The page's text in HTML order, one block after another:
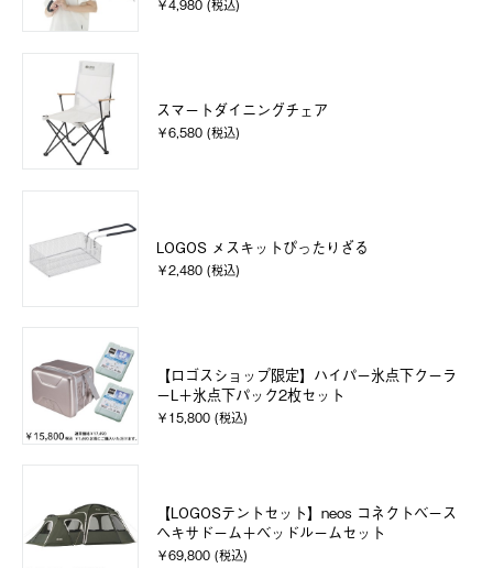
￥4,980 (税込)
スマートダイニングチェア
￥6,580 (税込)
LOGOS メスキットぴったりざる
￥2,480 (税込)
【ロゴスショップ限定】ハイパー氷点下クーラ
ーL＋氷点下パック2枚セット
￥15,800 (税込)
【LOGOSテントセット】neos コネクトベース
ヘキサドーム＋ベッドルームセット
￥69,800 (税込)